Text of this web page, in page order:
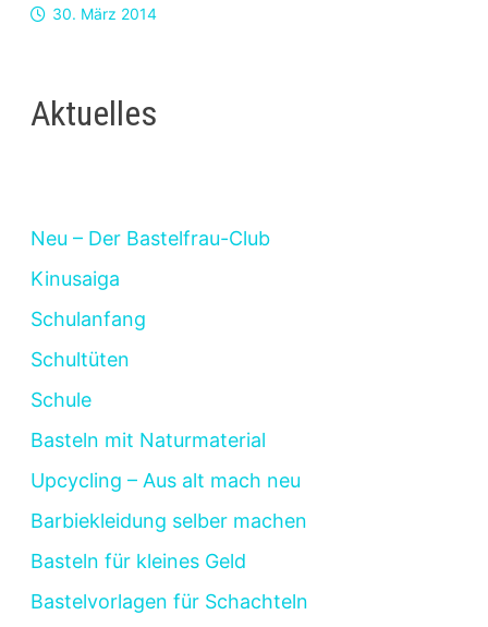
30. März 2014
Aktuelles
Neu – Der Bastelfrau-Club
Kinusaiga
Schulanfang
Schultüten
Schule
Basteln mit Naturmaterial
Upcycling – Aus alt mach neu
Barbiekleidung selber machen
Basteln für kleines Geld
Bastelvorlagen für Schachteln